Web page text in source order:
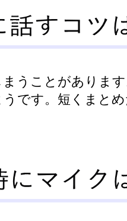
うことがありま
です。短くまと